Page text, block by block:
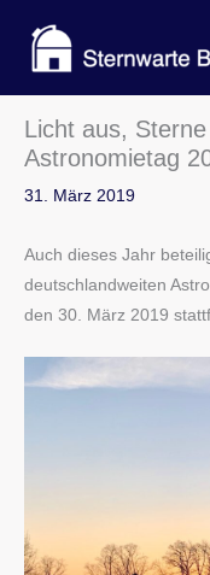
Inhalt
springen
Licht aus,
Astronomietag
31. März 2019
Auch dieses Jahr
deutschlandweiten
den 30. März 2019